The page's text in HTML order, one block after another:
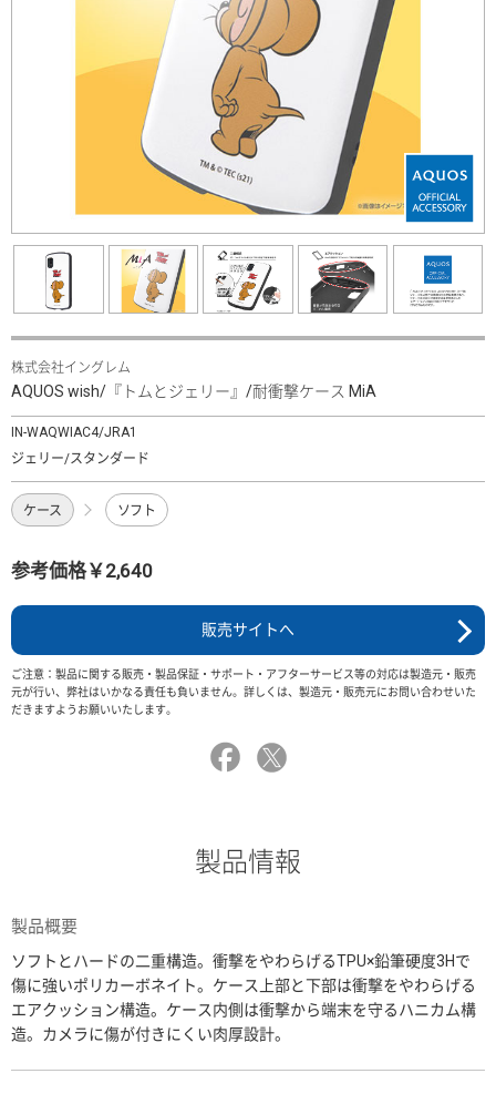
株式会社イングレム
AQUOS wish/『トムとジェリー』/耐衝撃ケース MiA
IN-WAQWIAC4/JRA1
ジェリー/スタンダード
ケース ソフト
参考価格￥2,640
販売サイトへ
ご注意：製品に関する販売・製品保証・サポート・アフターサービス等の対応は製造元・販売
元が行い、弊社はいかなる責任も負いません。詳しくは、製造元・販売元にお問い合わせいた
だきますようお願いいたします。
製品情報
製品概要
ソフトとハードの二重構造。衝撃をやわらげるTPU×鉛筆硬度3Hで
傷に強いポリカーボネイト。ケース上部と下部は衝撃をやわらげる
エアクッション構造。ケース内側は衝撃から端末を守るハニカム構
造。カメラに傷が付きにくい肉厚設計。